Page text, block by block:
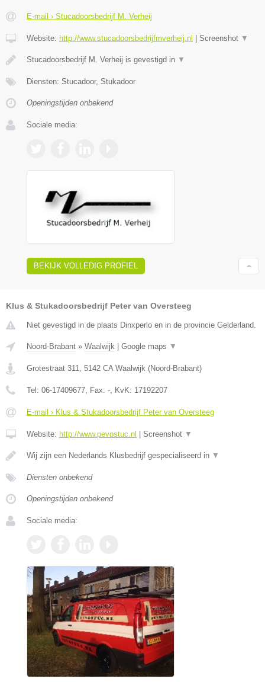
E-mail › Stucadoorsbedrijf M. Verheij
Website: http://www.stucadoorsbedrijfmverheij.nl Screenshot ▼
Stucadoorsbedrijf M. Verheij is gevestigd in ▼
Diensten: Stucadoor, Stukadoor
Openingstijden onbekend
Sociale media:
BEKIJK VOLLEDIG PROFIEL
Klus & Stukadoorsbedrijf Peter van Oversteeg
Niet gevestigd in de plaats Dinxperlo en in de provincie Gelderland.
Noord-Brabant » Waalwijk Google maps ▼
Grotestraat 311, 5142 CA Waalwijk (Noord-Brabant)
Tel: 06-17409677, Fax: -, KvK: 17192207
E-mail › Klus & Stukadoorsbedrijf Peter van Oversteeg
Website: http://www.pevostuc.nl Screenshot ▼
Wij zijn een Nederlands Klusbedrijf gespecialiseerd in ▼
Diensten onbekend
Openingstijden onbekend
Sociale media: